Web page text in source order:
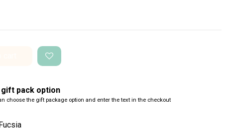
pack option
choose the gift package option and enter the text in the checkout